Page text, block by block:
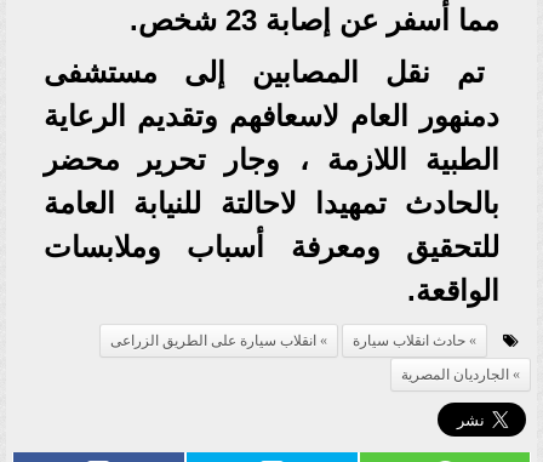
مما أسفر عن إصابة 23 شخص.
تم نقل المصابين إلى مستشفى
دمنهور العام لاسعافهم وتقديم الرعاية
الطبية اللازمة ، وجار تحرير محضر
بالحادث تمهيدا لاحالتة للنيابة العامة
للتحقيق ومعرفة أسباب وملابسات
الواقعة.
حادث انقلاب سيارة
انقلاب سيارة على الطريق الزراعى
الجارديان المصرية